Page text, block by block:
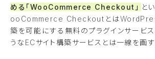
める「WooCommerce Checkout」 と
ooCommerce Checkoutとは
築を可能にする無料のプラグインサービス
うなECサイト構築サービスとは一線を画す